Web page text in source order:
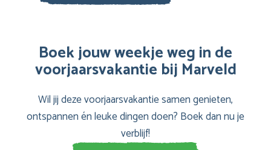
Boek jouw weekje weg in de
voorjaarsvakantie bij Marveld
Wil jij deze voorjaarsvakantie samen genieten,
ontspannen én leuke dingen doen? Boek dan nu je
verblijf!